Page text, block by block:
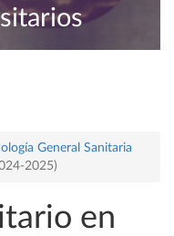
General Sanitaria
2025)
en